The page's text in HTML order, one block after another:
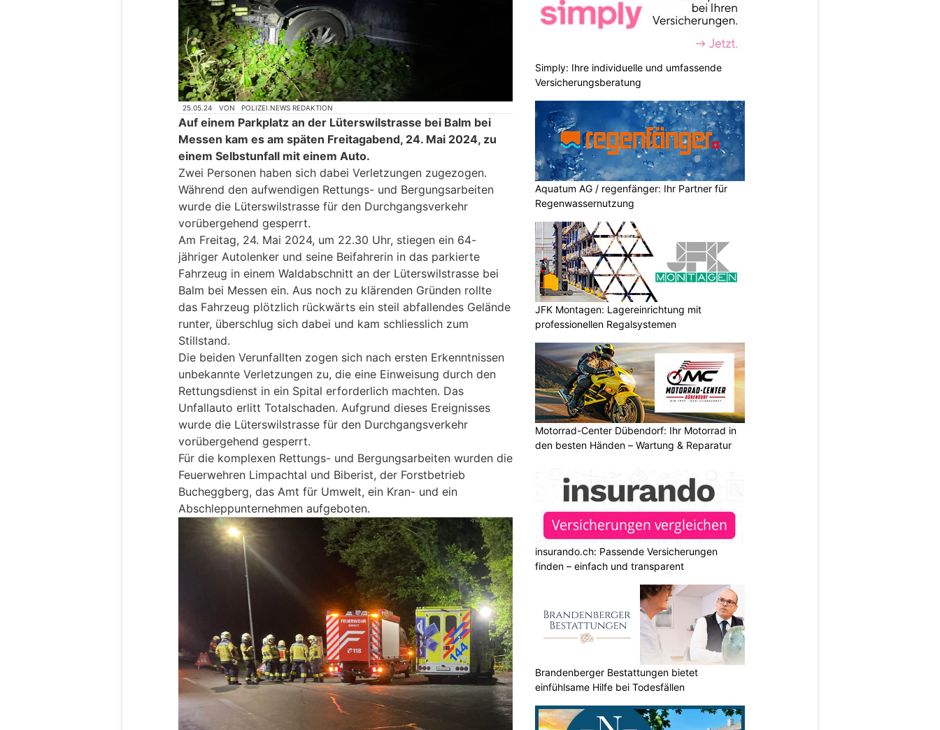
25.05.24 VON POLIZEI.NEWS REDAKTION
Auf einem Parkplatz an der Lüterswilstrasse bei Balm bei
Messen kam es am späten Freitagabend, 24. Mai 2024, zu
einem Selbstunfall mit einem Auto.
Zwei Personen haben sich dabei Verletzungen zugezogen.
Während den aufwendigen Rettungs- und Bergungsarbeiten
wurde die Lüterswilstrasse für den Durchgangsverkehr
vorübergehend gesperrt.
Am Freitag, 24. Mai 2024, um 22.30 Uhr, stiegen ein 64-
jähriger Autolenker und seine Beifahrerin in das parkierte
Fahrzeug in einem Waldabschnitt an der Lüterswilstrasse bei
Balm bei Messen ein. Aus noch zu klärenden Gründen rollte
das Fahrzeug plötzlich rückwärts ein steil abfallendes Gelände
runter, überschlug sich dabei und kam schliesslich zum
Stillstand.
Die beiden Verunfallten zogen sich nach ersten Erkenntnissen
unbekannte Verletzungen zu, die eine Einweisung durch den
Rettungsdienst in ein Spital erforderlich machten. Das
Unfallauto erlitt Totalschaden. Aufgrund dieses Ereignisses
wurde die Lüterswilstrasse für den Durchgangsverkehr
vorübergehend gesperrt.
Für die komplexen Rettungs- und Bergungsarbeiten wurden die
Feuerwehren Limpachtal und Biberist, der Forstbetrieb
Bucheggberg, das Amt für Umwelt, ein Kran- und ein
Abschleppunternehmen aufgeboten.
Simply: Ihre individuelle und umfassende
Versicherungsberatung
Aquatum AG / regenfänger: Ihr Partner für
Regenwassernutzung
JFK Montagen: Lagereinrichtung mit
professionellen Regalsystemen
Motorrad-Center Dübendorf: Ihr Motorrad in
den besten Händen – Wartung & Reparatur
insurando.ch: Passende Versicherungen
finden – einfach und transparent
Brandenberger Bestattungen bietet
einfühlsame Hilfe bei Todesfällen